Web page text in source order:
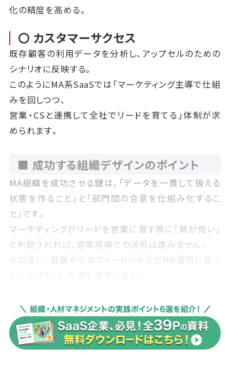
化の精度を高める。
〇 カスタマーサクセス
既存顧客の利用データを分析し、アップセルのための
シナリオに反映する。
このようにMA系SaaSでは「マーケティング主導で仕組
みを回しつつ、
営業・CSと連携して全社でリードを育てる」体制が求
められます。
■ 成功する組織デザインのポイント
MA組織を成功させる鍵は、「データを一貫して扱える
状態を作ること」と「部門間の合意を仕組み化するこ
と」です。
マーケティングがリードを営業に渡す際に「質が低い」
と判断されれば、営業現場での活用は進みません。
その逆に、営業からのフィードバックがMA運用に戻っ
この課題を解決するには、定例のレビュー会議や共通
KPIの設計が有効です。
たとえば、営業とマーケが共通して「MQLからSQLへ
の転換率」を追うようにすれば、